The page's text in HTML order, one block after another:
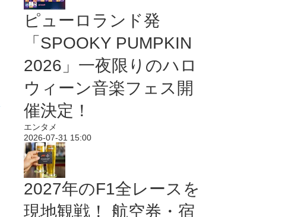
ピューロランド発
「SPOOKY PUMPKIN
2026」一夜限りのハロ
ウィーン音楽フェス開
催決定！
エンタメ
2026-07-31 15:00
2027年のF1全レースを
現地観戦！ 航空券・宿